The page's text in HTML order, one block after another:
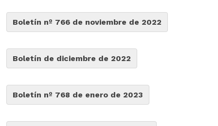
Boletín nº 766 de noviembre de 2022
Boletín de diciembre de 2022
Boletín nº 768 de enero de 2023